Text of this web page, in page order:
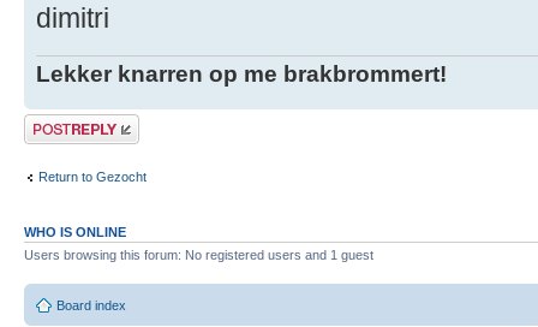
dimitri
Lekker knarren op me brakbrommert!
Post a reply
Return to Gezocht
WHO IS ONLINE
Users browsing this forum: No registered users and 1 guest
Board index